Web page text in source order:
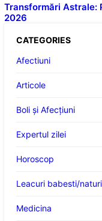
Transformări Astrale:
2026
CATEGORIES
Afectiuni
Articole
Boli și Afecțiuni
Expertul zilei
Horoscop
Leacuri babesti/
Medicina